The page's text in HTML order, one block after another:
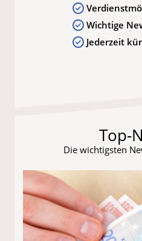
Wichtige
Jederzeit
Top-
Die wichtigsten